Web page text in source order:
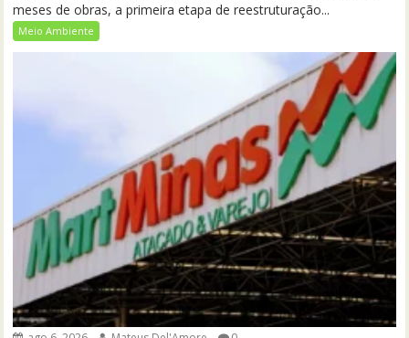
meses de obras, a primeira etapa de reestruturação...
Meio Ambiente